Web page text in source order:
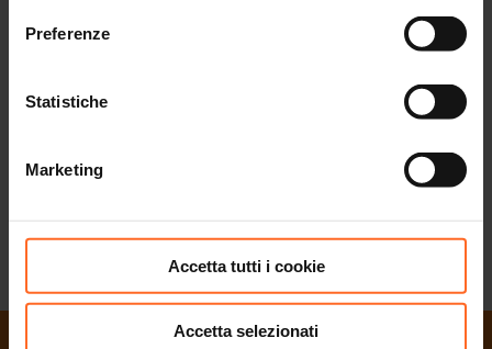
Preferenze
Statistiche
Marketing
Accetta tutti i cookie
Accetta selezionati
Se parli bene l’italiano e il tedesco e ami lavorare a
contatto con il pubblico consulta le offerte di lavoro
ORARI DI APERTURA